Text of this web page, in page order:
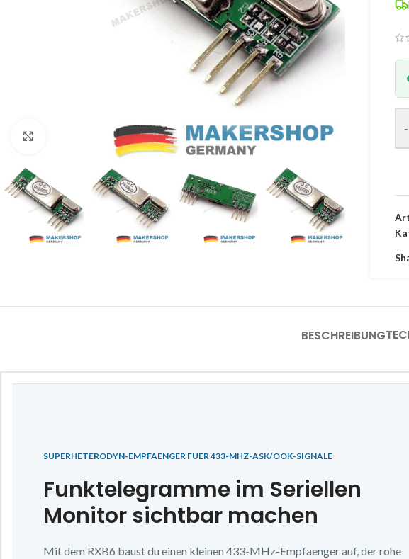
Click to enlarge -
BESCHREIBUNG
SUPERHETERODYN-EMPFAENGER FUER 433-MHZ-ASK/OOK-SIGNALE
Funktelegramme im Seriellen
Monitor sichtbar machen
Mit dem RXB6 baust du einen kleinen 433-MHz-Empfaenger auf, der rohe